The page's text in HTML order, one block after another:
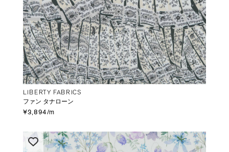
LIBERTY FABRICS
ファン タナローン
¥3,894/m